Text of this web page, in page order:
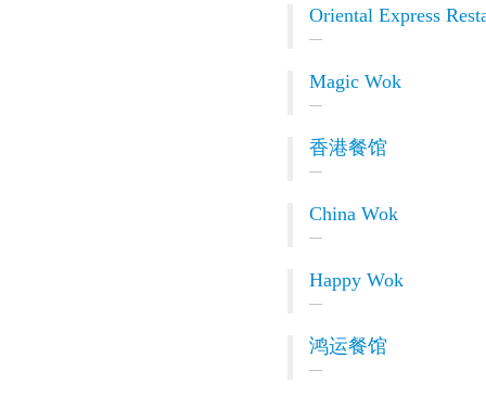
Oriental Express
Magic Wok
香港餐馆
China Wok
Happy Wok
鸿运餐馆